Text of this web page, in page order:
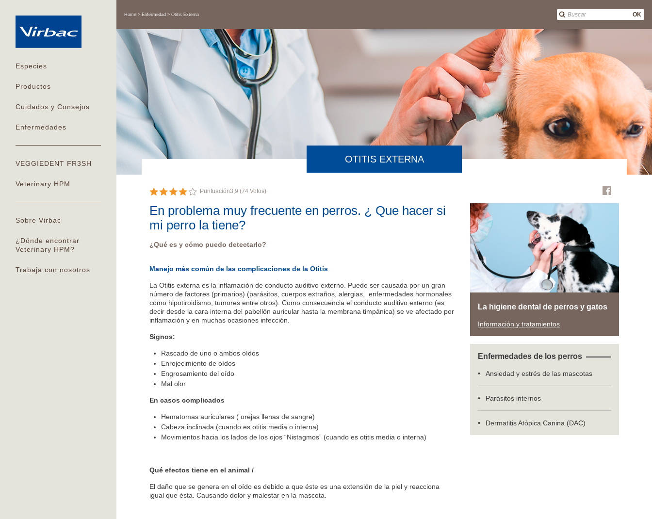
Especies
Productos
Cuidados y Consejos
Enfermedades
VEGGIEDENT FR3SH
Veterinary HPM
Sobre Virbac
¿Dónde encontrar
Veterinary HPM?
Trabaja con nosotros
OK
Home Enfermedad Otitis Externa
OTITIS EXTERNA
Puntuación3,9 (74 Votos)
En problema muy frecuente en perros. ¿ Que hacer si
mi perro la tiene?
¿Qué es y cómo puedo detectarlo?
Manejo más común de las complicaciones de la Otitis
La Otitis externa es la inflamación de conducto auditivo externo. Puede ser causada por un gran
número de factores (primarios) (parásitos, cuerpos extraños, alergias, enfermedades hormonales
como hipotiroidismo, tumores entre otros). Como consecuencia el conducto auditivo externo (es
decir desde la cara interna del pabellón auricular hasta la membrana timpánica) se ve afectado por
inflamación y en muchas ocasiones infección.
Signos:
Rascado de uno o ambos oídos
Enrojecimiento de oídos
Engrosamiento del oído
Mal olor
En casos complicados
Hematomas auriculares ( orejas llenas de sangre)
Cabeza inclinada (cuando es otitis media o interna)
Movimientos hacia los lados de los ojos “Nistagmos” (cuando es otitis media o interna)
Qué efectos tiene en el animal /
El daño que se genera en el oído es debido a que éste es una extensión de la piel y reacciona
igual que ésta. Causando dolor y malestar en la mascota.
La higiene dental de perros y gatos
Información y tratamientos
Enfermedades de los perros
Ansiedad y estrés de las mascotas
Parásitos internos
Dermatitis Atópica Canina (DAC)